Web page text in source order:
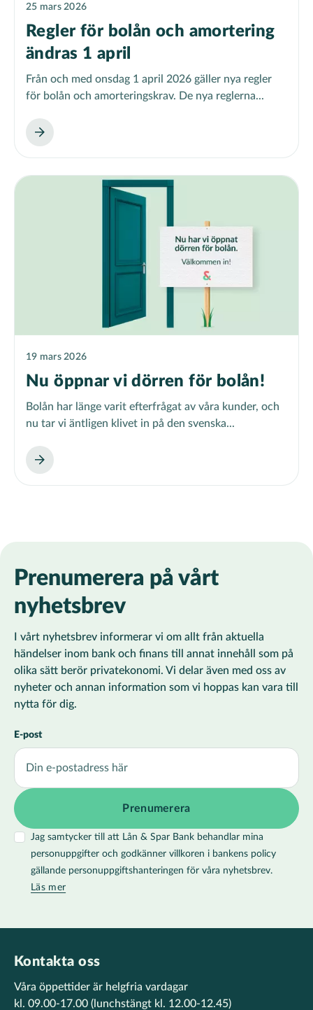
25 mars 2026
Regler för bolån och amortering
ändras 1 april
Från och med onsdag 1 april 2026 gäller nya regler
för bolån och amorteringskrav. De nya reglerna...
19 mars 2026
Nu öppnar vi dörren för bolån!
Bolån har länge varit efterfrågat av våra kunder, och
nu tar vi äntligen klivet in på den svenska...
Prenumerera på vårt
nyhetsbrev
I vårt nyhetsbrev informerar vi om allt från aktuella
händelser inom bank och finans till annat innehåll som på
olika sätt berör privatekonomi. Vi delar även med oss av
nyheter och annan information som vi hoppas kan vara till
nytta för dig.
E-post
Jag samtycker till att Lån & Spar Bank behandlar mina
personuppgifter och godkänner villkoren i bankens policy
gällande personuppgiftshanteringen för våra nyhetsbrev.
Läs mer
Kontakta oss
Våra öppettider är helgfria vardagar
kl. 09.00-17.00 (lunchstängt kl. 12.00-12.45)